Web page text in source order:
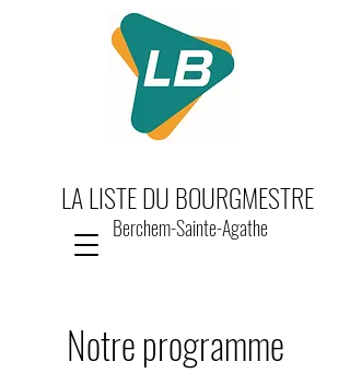
LA LISTE DU BOURGMESTRE
Berchem-Sainte-Agathe
Notre programme